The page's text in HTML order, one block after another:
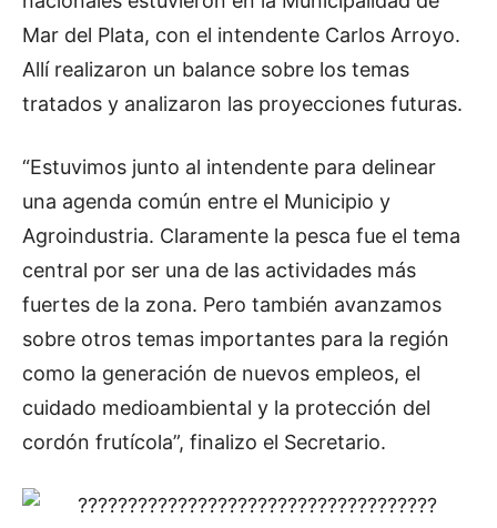
Mar del Plata, con el intendente Carlos Arroyo.
Allí realizaron un balance sobre los temas
tratados y analizaron las proyecciones futuras.
“Estuvimos junto al intendente para delinear
una agenda común entre el Municipio y
Agroindustria. Claramente la pesca fue el tema
central por ser una de las actividades más
fuertes de la zona. Pero también avanzamos
sobre otros temas importantes para la región
como la generación de nuevos empleos, el
cuidado medioambiental y la protección del
cordón frutícola”, finalizo el Secretario.